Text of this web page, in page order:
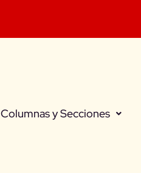
Columnas y Secciones